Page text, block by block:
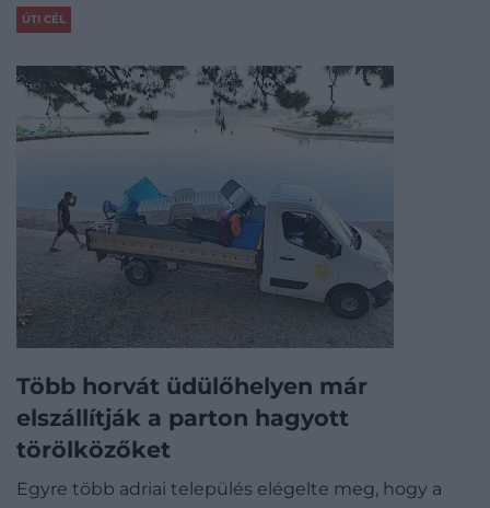
ÚTI CÉL
Több horvát üdülőhelyen már
elszállítják a parton hagyott
törölközőket
Egyre több adriai település elégelte meg, hogy a